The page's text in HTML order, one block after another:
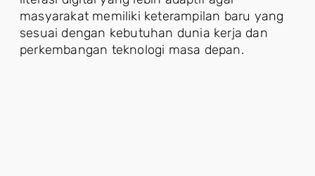
masyarakat memiliki keterampilan baru yang
sesuai dengan kebutuhan dunia kerja dan
perkembangan teknologi masa depan.